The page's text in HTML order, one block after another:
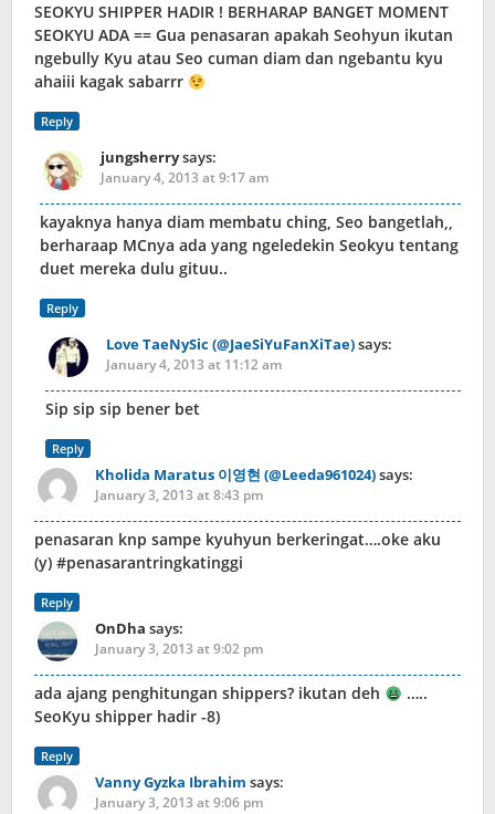
SEOKYU SHIPPER HADIR ! BERHARAP BANGET MOMENT
SEOKYU ADA == Gua penasaran apakah Seohyun ikutan
ngebully Kyu atau Seo cuman diam dan ngebantu kyu
ahaiii kagak sabarrr
Reply
jungsherrysays:
January 4, 2013 at 9:17 am
kayaknya hanya diam membatu ching, Seo bangetlah,,
berharaap MCnya ada yang ngeledekin Seokyu tentang
duet mereka dulu gituu..
Reply
Love TaeNySic (@JaeSiYuFanXiTae)says:
January 4, 2013 at 11:12 am
Sip sip sip bener bet
Reply
Kholida Maratus 이영현 (@Leeda961024)says:
January 3, 2013 at 8:43 pm
penasaran knp sampe kyuhyun berkeringat….oke aku
(y) #penasarantringkatinggi
Reply
OnDha says:
January 3, 2013 at 9:02 pm
ada ajang penghitungan shippers? ikutan deh
…..
SeoKyu shipper hadir -8)
Reply
Vanny Gyzka Ibrahim says:
January 3, 2013 at 9:06 pm